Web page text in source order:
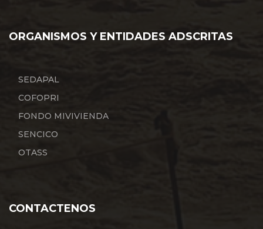
ORGANISMOS Y ENTIDADES ADSCRITAS
SEDAPAL
COFOPRI
FONDO MIVIVIENDA
SENCICO
OTASS
CONTACTENOS